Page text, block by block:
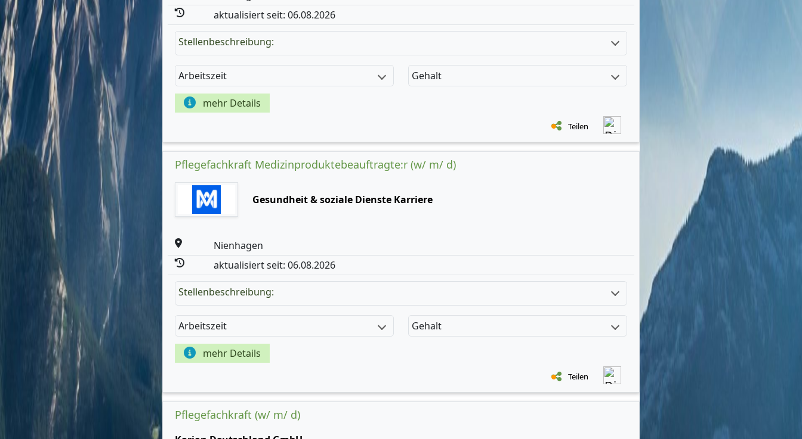
aktualisiert seit: 06.08.2026
Stellenbeschreibung:
Arbeitszeit Gehalt
mehr Details
Teilen
Pflegefachkraft Medizinproduktebeauftragte:r (w/ m/ d)
Gesundheit & soziale Dienste Karriere
Nienhagen
aktualisiert seit: 06.08.2026
Stellenbeschreibung:
Arbeitszeit Gehalt
mehr Details
Teilen
Pflegefachkraft (w/ m/ d)